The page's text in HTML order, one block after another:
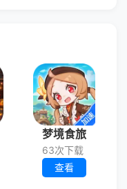
梦境食旅
63次下载
查看